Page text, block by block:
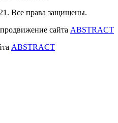
Все права защищены.
сайта ABSTRACT
ABSTRACT